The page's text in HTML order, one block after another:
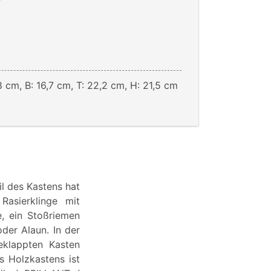
cm, B: 16,7 cm, T: 22,2 cm, H: 21,5 cm
des Kastens hat
mit
ein Stoßriemen
Alaun. In der
Kasten
Holzkastens ist